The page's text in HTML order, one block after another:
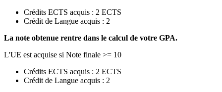
Crédits ECTS acquis : 2 ECTS
Crédit de Langue acquis : 2
La note obtenue rentre dans le calcul de votre GPA.
L'UE est acquise si Note finale >= 10
Crédits ECTS acquis : 2 ECTS
Crédit de Langue acquis : 2